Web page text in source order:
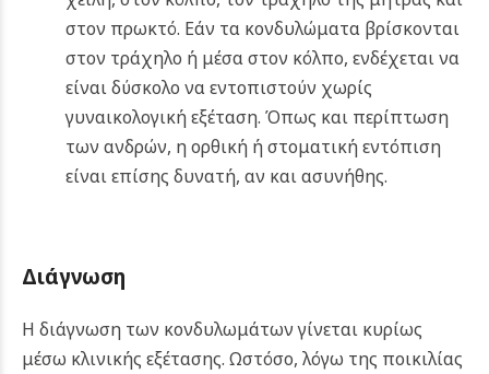
στον πρωκτό. Εάν τα κονδυλώματα βρίσκονται
στον τράχηλο ή μέσα στον κόλπο, ενδέχεται να
είναι δύσκολο να εντοπιστούν χωρίς
γυναικολογική εξέταση. Όπως και περίπτωση
των ανδρών, η ορθική ή στοματική εντόπιση
είναι επίσης δυνατή, αν και ασυνήθης.
Διάγνωση
Η διάγνωση των κονδυλωμάτων γίνεται κυρίως
μέσω κλινικής εξέτασης. Ωστόσο, λόγω της ποικιλίας